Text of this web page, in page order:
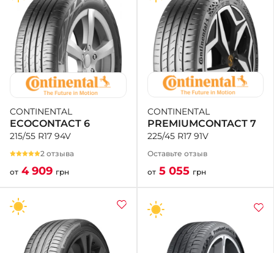
CONTINENTAL
ECOCONTACT 6
215/55 R17 94V
2 отзыва
от 4 909 грн
CONTINENTAL
PREMIUMCONTACT 7
225/45 R17 91V
Оставьте отзыв
от 5 055 грн